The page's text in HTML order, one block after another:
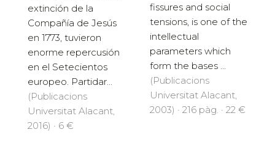
extinción de la
Compañía de Jesús
en 1773, tuvieron
enorme repercusión
en el Setecientos
europeo. Partidar...
(Publicacions
Universitat Alacant,
2016) · 6 €
fissures and social
tensions, is one of the
intellectual
parameters which
form the bases ...
(Publicacions
Universitat Alacant,
2003) · 216 pàg. · 22 €